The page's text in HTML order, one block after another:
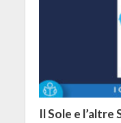
Il Sole e l’altre